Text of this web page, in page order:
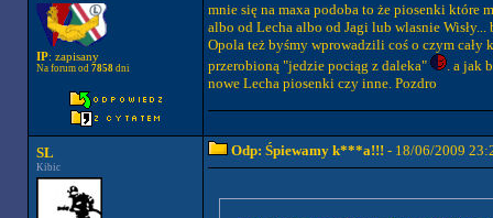
IP: zapisany
Na forum od 7858dni
mnie się na maxa podoba to że piosenki które
albo od Lecha albo od Jagi lub wlasnie
Opola też byśmy wprowadzili coś o czym
przerobioną "jedzie pociąg z daleka"
. a jak
nowe Lecha piosenki czy inne. Pozdro
SL
Kibic
Odp: Śpiewamy k***a!!! - 18/06/2009